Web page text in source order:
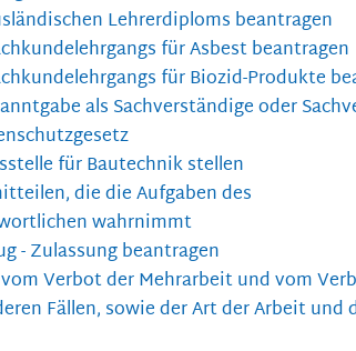
Lehrerdiploms beantragen
für Asbest beantragen
für Biozid-Produkte
als Sachverständige oder
für Bautechnik stellen
die die Aufgaben des
wahrnimmt
- Zulassung beantragen
Verbot der Mehrarbeit und vom
Fällen, sowie der Art der Arbeit und